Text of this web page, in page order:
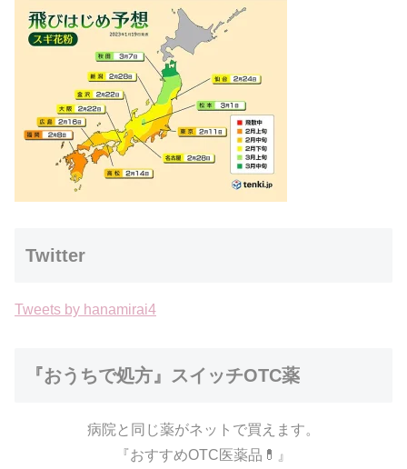
Twitter
Tweets by hanamirai4
『おうちで処方』スイッチOTC薬
病院と同じ薬がネットで買えます。
『おすすめOTC医薬品💊』